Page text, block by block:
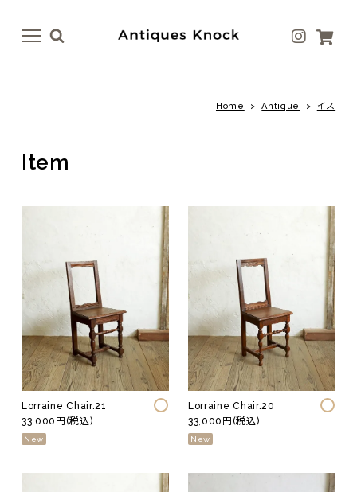
menu
menu
照明
その他
ファブリック
その他
Home >Antique > イス
Item
Lorraine Chair.21
33,000円(税込)
New
Lorraine Chair.20
33,000円(税込)
New